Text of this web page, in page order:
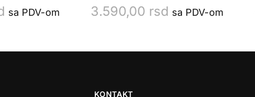
sa PDV-om 3.590,00 rsd sa PDV-om
KONTAKT